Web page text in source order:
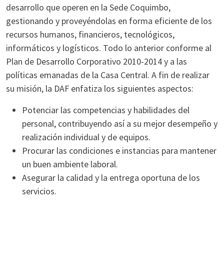
desarrollo que operen en la Sede Coquimbo,
gestionando y proveyéndolas en forma eficiente de los
recursos humanos, financieros, tecnológicos,
informáticos y logísticos. Todo lo anterior conforme al
Plan de Desarrollo Corporativo 2010-2014 y a las
políticas emanadas de la Casa Central. A fin de realizar
su misión, la DAF enfatiza los siguientes aspectos:
Potenciar las competencias y habilidades del
personal, contribuyendo así a su mejor desempeño y
realización individual y de equipos.
Procurar las condiciones e instancias para mantener
un buen ambiente laboral.
Asegurar la calidad y la entrega oportuna de los
servicios.